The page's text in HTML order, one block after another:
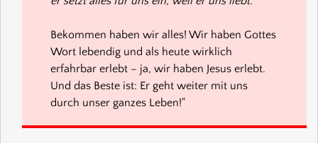
Bekommen haben wir alles! Wir haben Gottes
Wort lebendig und als heute wirklich
erfahrbar erlebt – ja, wir haben Jesus erlebt.
Und das Beste ist: Er geht weiter mit uns
durch unser ganzes Leben!"